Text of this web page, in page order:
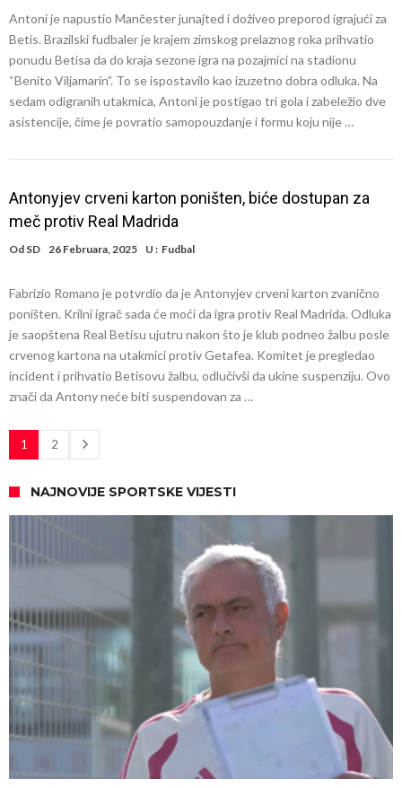
Antoni je napustio Mančester junajted i doživeo preporod igrajući za
Betis. Brazilski fudbaler je krajem zimskog prelaznog roka prihvatio
ponudu Betisa da do kraja sezone igra na pozajmici na stadionu
“Benito Viljamarin”. To se ispostavilo kao izuzetno dobra odluka. Na
sedam odigranih utakmica, Antoni je postigao tri gola i zabeležio dve
asistencije, čime je povratio samopouzdanje i formu koju nije …
Antonyjev crveni karton poništen, biće dostupan za
meč protiv Real Madrida
Od SD 26 Februara, 2025 U : Fudbal
Fabrizio Romano je potvrdio da je Antonyjev crveni karton zvanično
poništen. Krilni igrač sada će moći da igra protiv Real Madrida. Odluka
je saopštena Real Betisu ujutru nakon što je klub podneo žalbu posle
crvenog kartona na utakmici protiv Getafea. Komitet je pregledao
incident i prihvatio Betisovu žalbu, odlučivši da ukine suspenziju. Ovo
znači da Antony neće biti suspendovan za …
1 2
NAJNOVIJE SPORTSKE VIJESTI